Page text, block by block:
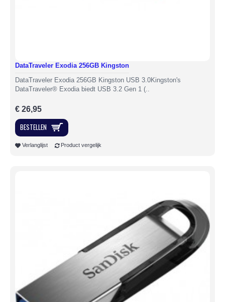
DataTraveler Exodia 256GB Kingston
DataTraveler Exodia 256GB Kingston USB 3.0Kingston's
DataTraveler® Exodia biedt USB 3.2 Gen 1 (..
€ 26,95
BESTELLEN
Verlanglijst Product vergelijk